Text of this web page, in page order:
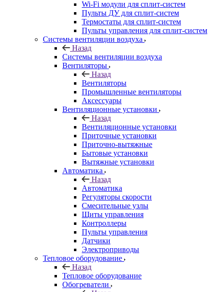
Wi-Fi модули для сплит-систем
Пульты ДУ для сплит-систем
Термостаты для сплит-систем
Пульты управления для сплит-систем
Системы вентиляции воздуха
Назад
Системы вентиляции воздуха
Вентиляторы
Назад
Вентиляторы
Промышленные вентиляторы
Аксессуары
Вентиляционные установки
Назад
Вентиляционные установки
Приточные установки
Приточно-вытяжные
Бытовые установки
Вытяжные установки
Автоматика
Назад
Автоматика
Регуляторы скорости
Смесительные узлы
Щиты управления
Контроллеры
Пульты управления
Датчики
Электроприводы
Тепловое оборудование
Назад
Тепловое оборудование
Обогреватели